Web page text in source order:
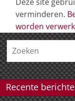
verminderen.
worden
Recente